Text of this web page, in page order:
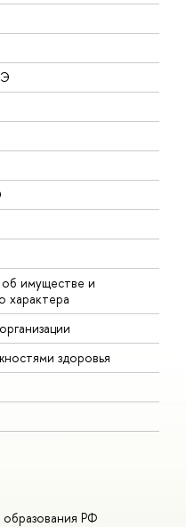
имуществе и
характера
здоровья
РФ